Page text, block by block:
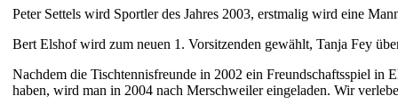
Peter Settels wird Sportler des Jahres 2003, erstmalig wird eine
Bert Elshof wird zum neuen 1. Vorsitzenden gewählt, Tanja Fey
Nachdem die Tischtennisfreunde in 2002 ein Freundschaftsspiel in
haben, wird man in 2004 nach Merschweiler eingeladen. Wir